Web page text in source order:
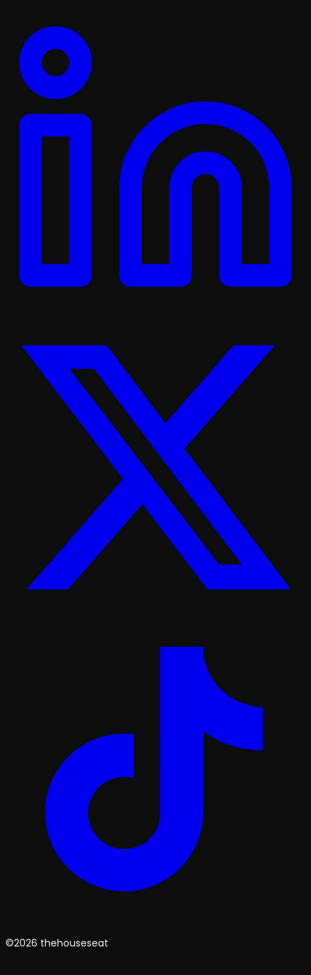
©2026 thehouseseat